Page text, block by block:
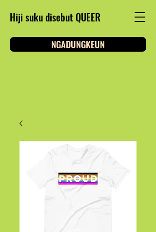
Hiji suku disebut QUEER
NGADUNGKEUN